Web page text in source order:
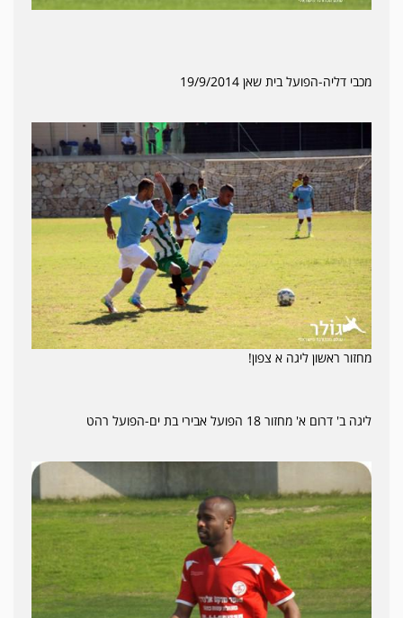
מכבי דליה-הפועל בית שאן 19/9/2014
מחזור ראשון ליגה א צפון!
ליגה ב' דרום א' מחזור 18 הפועל אבירי בת ים-הפועל רהט